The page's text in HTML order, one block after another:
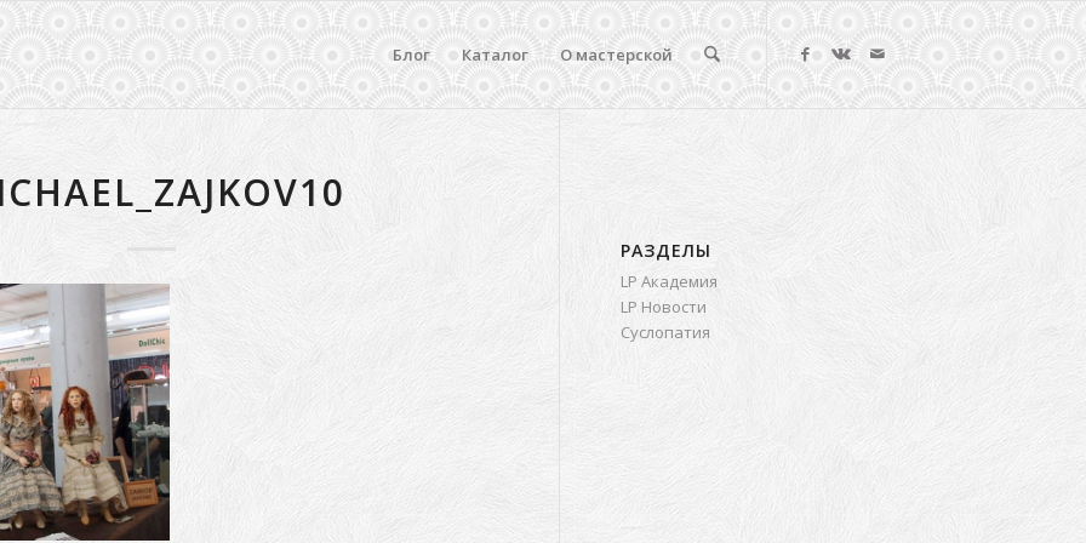
Блог Каталог О мастерской
РАЗДЕЛЫ
LP Академия
LP Новости
Суслопатия